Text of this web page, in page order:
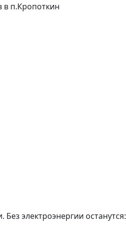
в п.Кропоткин
электроэнергии останутся: